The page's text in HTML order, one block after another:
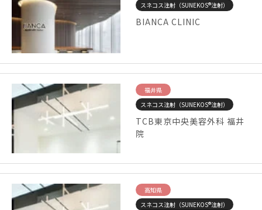
スネコス注射（SUNEKOS®注射）
BIANCA CLINIC
福井県
スネコス注射（SUNEKOS®注射）
TCB東京中央美容外科 福井
院
高知県
スネコス注射（SUNEKOS®注射）